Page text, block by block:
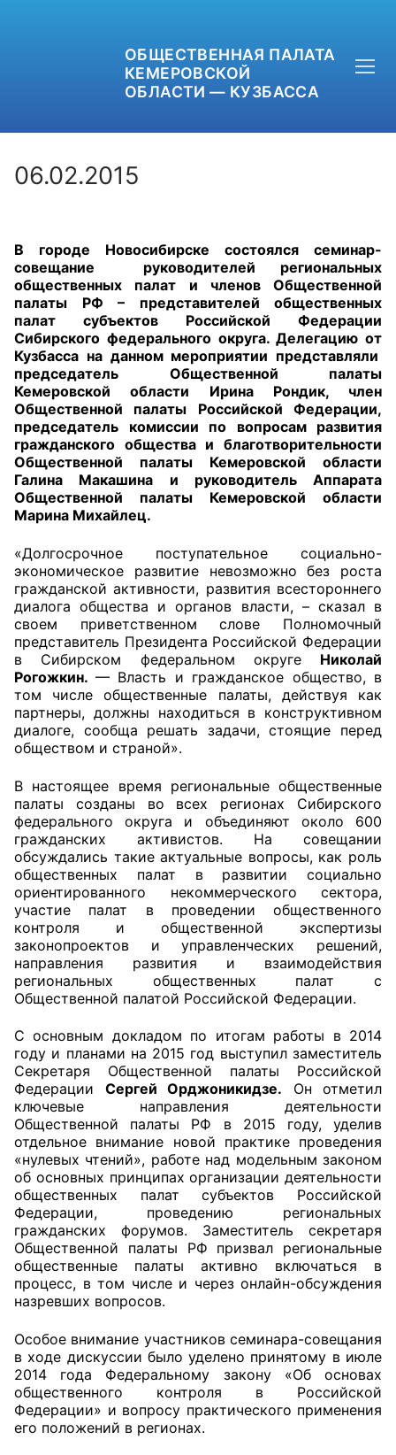
ОБЩЕСТВЕННАЯ ПАЛАТА
КЕМЕРОВСКОЙ
ОБЛАСТИ — КУЗБАССА
OPKO42@BK.RU
ОБРАТНАЯ СВЯЗЬ
Главная
Общественные советы
Общественные советы при территориальных
исполнительной власти
Общественные советы по проведению
независимой оценки качества условий
оказания услуг
О Палате
Структура Палаты
Комиссии
Экспертный совет ОП КО
Совет ОП КО
Общественный штаб
Члены ОП КО
Документы ОП КО
Регламент ОП КО
Положения
Соглашения
Рекомендации
Порядок работы ЦОН
Аппарат ОП КО
УСТАВ ГКУ “АППАРАТ ОП КО”
Доходы руководителя за 2024 г.
06.02.2015
В городе Новосибирске состоялся семинар-
совещание руководителей региональных
общественных палат и членов Общественной
палаты РФ – представителей общественных
палат субъектов Российской Федерации
Сибирского федерального округа. Делегацию от
Кузбасса на данном мероприятии представляли
председатель Общественной палаты
Кемеровской области Ирина Рондик, член
Общественной палаты Российской Федерации,
председатель комиссии по вопросам развития
гражданского общества и благотворительности
Общественной палаты Кемеровской области
Галина Макашина и руководитель Аппарата
Общественной палаты Кемеровской области
Марина Михайлец.
«Долгосрочное поступательное социально-
экономическое развитие невозможно без роста
гражданской активности, развития всестороннего
диалога общества и органов власти, – сказал в
своем приветственном слове Полномочный
представитель Президента Российской Федерации
в Сибирском федеральном округе Николай
Рогожкин. — Власть и гражданское общество, в
том числе общественные палаты, действуя как
партнеры, должны находиться в конструктивном
диалоге, сообща решать задачи, стоящие перед
обществом и страной».
В настоящее время региональные общественные
палаты созданы во всех регионах Сибирского
федерального округа и объединяют около 600
гражданских активистов. На совещании
обсуждались такие актуальные вопросы, как роль
общественных палат в развитии социально
ориентированного некоммерческого сектора,
участие палат в проведении общественного
контроля и общественной экспертизы
законопроектов и управленческих решений,
направления развития и взаимодействия
региональных общественных палат с
Общественной палатой Российской Федерации.
С основным докладом по итогам работы в 2014
году и планами на 2015 год выступил заместитель
Секретаря Общественной палаты Российской
Федерации Сергей Орджоникидзе. Он отметил
ключевые направления деятельности
Общественной палаты РФ в 2015 году, уделив
отдельное внимание новой практике проведения
«нулевых чтений», работе над модельным законом
об основных принципах организации деятельности
общественных палат субъектов Российской
Федерации, проведению региональных
гражданских форумов. Заместитель секретаря
Общественной палаты РФ призвал региональные
общественные палаты активно включаться в
процесс, в том числе и через онлайн-обсуждения
назревших вопросов.
Особое внимание участников семинара-совещания
в ходе дискуссии было уделено принятому в июле
2014 года Федеральному закону «Об основах
общественного контроля в Российской
Федерации» и вопросу практического применения
его положений в регионах.